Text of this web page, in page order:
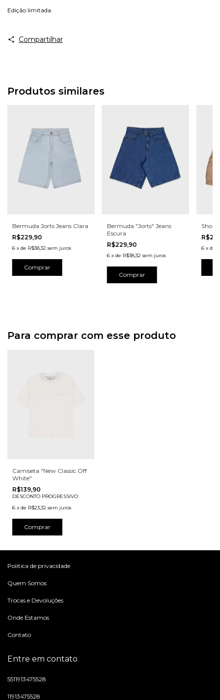
Edição limitada.
Compartilhar
Produtos similares
Bermuda Jorts Jeans Clara
R$229,90
6 xde R$38,32 sem juros
Comprar
Bermuda "Jorts" Jeans
Escura
R$229,90
6 xde R$38,32 sem juros
Comprar
6 x de
Para comprar com esse produto
Camiseta "New Classic Off
White"
R$139,90
DESCONTO PROGRESSIVO
6 x de R$23,32 sem juros
Comprar
Politica de privacidade
Quem Somos
Trocas e Devoluções
Onde Estamos
Contato
Entre em contato
5511913475528
11913475528